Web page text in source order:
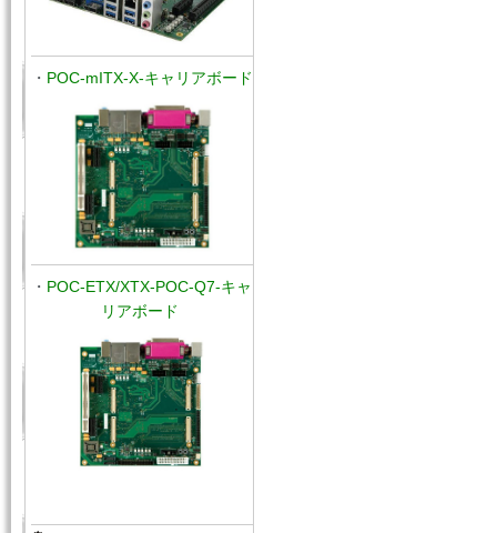
・ POC-mITX-X-キャリアボード
・ POC-ETX/XTX-POC-Q7-キャ
リアボード